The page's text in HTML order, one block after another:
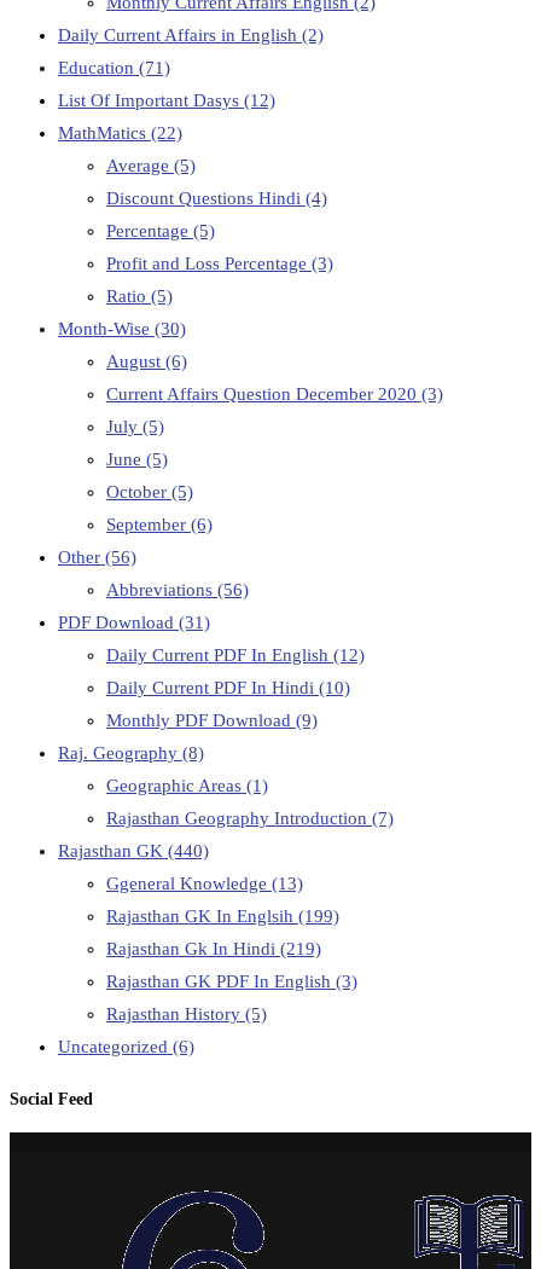
Daily Current Affairs in English (2)
Education (71)
List Of Important Dasys (12)
MathMatics (22)
Average (5)
Discount Questions Hindi (4)
Percentage (5)
Profit and Loss Percentage (3)
Ratio (5)
Month-Wise (30)
August (6)
Current Affairs Question December 2020 (3)
July (5)
June (5)
October (5)
September (6)
Other (56)
Abbreviations (56)
PDF Download (31)
Daily Current PDF In English (12)
Daily Current PDF In Hindi (10)
Monthly PDF Download (9)
Raj. Geography (8)
Geographic Areas (1)
Rajasthan Geography Introduction (7)
Rajasthan GK (440)
Ggeneral Knowledge (13)
Rajasthan GK In Englsih (199)
Rajasthan Gk In Hindi (219)
Rajasthan GK PDF In English (3)
Rajasthan History (5)
Uncategorized (6)
Social Feed